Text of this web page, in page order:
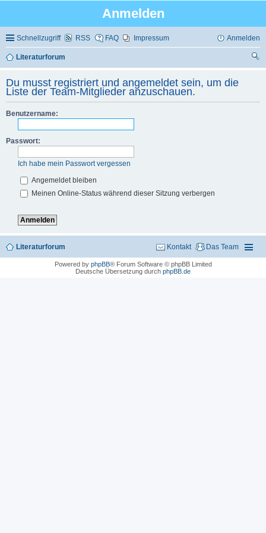
Anmelden
Schnellzugriff RSS FAQ Impressum Anmelden
Literaturforum
Du musst registriert und angemeldet sein, um die
Liste der Team-Mitglieder anzuschauen.
Benutzername:
Passwort:
Ich habe mein Passwort vergessen
Angemeldet bleiben
Meinen Online-Status während dieser Sitzung verbergen
Literaturforum Das Team
Kontakt
Powered by phpBB® Forum Software © phpBB Limited
Deutsche Übersetzung durch phpBB.de